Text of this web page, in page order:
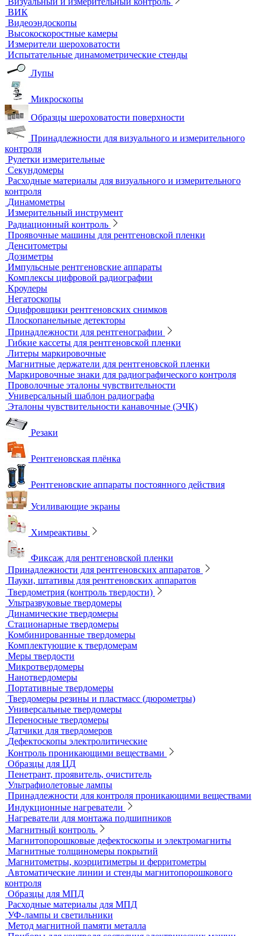
Ультразвуковой неразрушающий контроль
Ультразвуковые дефектоскопы
Ультразвуковые толщиномеры
Стандартные образцы (СОП)
Автоматизированный контроль
Преобразователи и аксессуары
Сканирующие устройства
Соединительные кабели
Ультразвуковой гель
Ультразвуковые расходомеры
Визуальный и измерительный контроль
ВИК
Видеоэндоскопы
Высокоскоростные камеры
Измерители шероховатости
Испытательные динамометрические стенды
Лупы
Микроскопы
Образцы шероховатости поверхности
Принадлежности для визуального и измерительного
контроля
Рулетки измерительные
Секундомеры
Расходные материалы для визуального и измерительного
контроля
Динамометры
Измерительный инструмент
Радиационный контроль
Проявочные машины для рентгеновской пленки
Денситометры
Дозиметры
Импульсные рентгеновские аппараты
Комплексы цифровой радиографии
Кроулеры
Негатоскопы
Оцифровщики рентгеновских снимков
Плоскопанельные детекторы
Принадлежности для рентгенографии
Гибкие кассеты для рентгеновской пленки
Литеры маркировочные
Магнитные держатели для рентгеновской пленки
Маркировочные знаки для радиографического контроля
Проволочные эталоны чувствительности
Универсальный шаблон радиографа
Эталоны чувствительности канавочные (ЭЧК)
Рентгеновская плёнка
Рентгеновские аппараты постоянного действия
Усиливающие экраны
Химреактивы
Фиксаж для рентгеновской пленки
Принадлежности для рентгеновских аппаратов
Пауки, штативы для рентгеновских аппаратов
Твердометрия (контроль твердости)
Ультразвуковые твердомеры
Динамические твердомеры
Стационарные твердомеры
Комбинированные твердомеры
Комплектующие к твердомерам
Меры твердости
Микротвердомеры
Нанотвердомеры
Портативные твердомеры
Твердомеры резины и пластмасс (дюрометры)
Универсальные твердомеры
Переносные твердомеры
Датчики для твердомеров
Дефектоскопы электролитические
Контроль проникающими веществами
Образцы для ЦД
Пенетрант, проявитель, очиститель
Ультрафиолетовые лампы
Принадлежности для контроля проникающими веществами
Индукционные нагреватели
Нагреватели для монтажа подшипников